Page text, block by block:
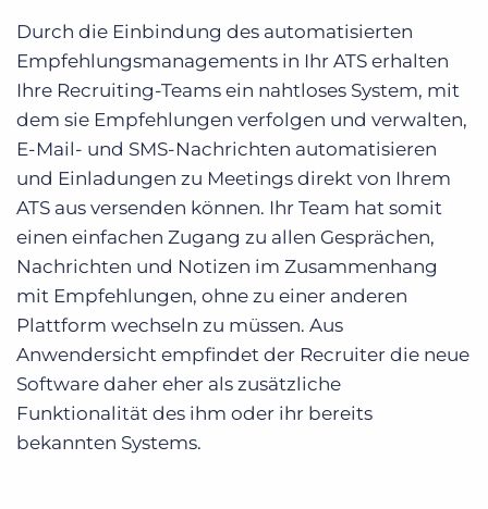
Durch die Einbindung des automatisierten
Empfehlungsmanagements in Ihr ATS erhalten
Ihre Recruiting-Teams ein nahtloses System, mit
dem sie Empfehlungen verfolgen und verwalten,
E-Mail- und SMS-Nachrichten automatisieren
und Einladungen zu Meetings direkt von Ihrem
ATS aus versenden können. Ihr Team hat somit
einen einfachen Zugang zu allen Gesprächen,
Nachrichten und Notizen im Zusammenhang
mit Empfehlungen, ohne zu einer anderen
Plattform wechseln zu müssen. Aus
Anwendersicht empfindet der Recruiter die neue
Software daher eher als zusätzliche
Funktionalität des ihm oder ihr bereits
bekannten Systems.